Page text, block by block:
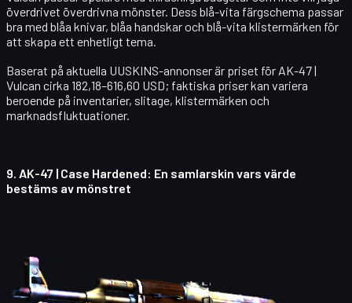
överdrivet överdrivna mönster. Dess blå-vita färgschema passar
bra med blåa knivar, blåa handskar och blå-vita klistermärken för
att skapa ett enhetligt tema.
Baserat på aktuella UUSKINS-annonser är priset för AK-47 |
Vulcan cirka 182,18–616,60 USD; faktiska priser kan variera
beroende på inventarier, slitage, klistermärken och
marknadsfluktuationer.
9. AK-47 | Case Hardened: En samlarskin vars värde
bestäms av mönstret